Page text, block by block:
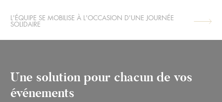
ARTICLE
L'ÉQUIPE SE MOBILISE À L'OCCASION D'UNE JOURNÉE
SOLIDAIRE
Une solution pour chacun de vos
événements